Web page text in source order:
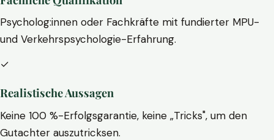
Psycholog:innen oder Fachkräfte mit fundierter MPU-
und Verkehrspsychologie-Erfahrung.
✓
Realistische Aussagen
Keine 100 %-Erfolgsgarantie, keine „Tricks", um den
Gutachter auszutricksen.